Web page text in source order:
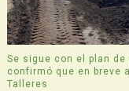
Se sigue con el plan
confirmó que en breve
Talleres